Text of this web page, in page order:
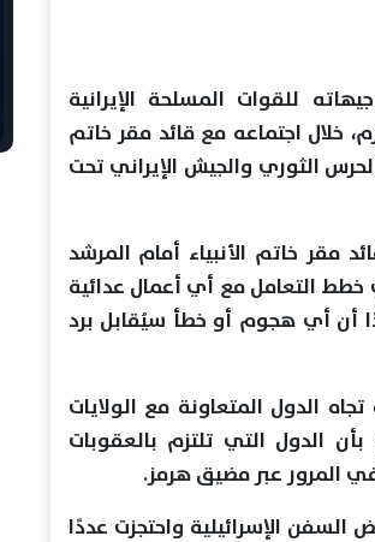
للقوات المسلحة الإيرانية
خلال اجتماعه مع قائد مقر خاتم
الثوري والجيش الإيراني تحت
مقر خاتم الأنبياء أمام المرشد
خطط التعامل مع أي أعمال عدائية
أن أي هجوم أو خطأ سيُقابل برد
الدول المتعاونة مع الولايات
الدول التي تلتزم بالعقوبات
المرور عبر مضيق هرمز.
السفن الإسرائيلية واحتجزت عددًا